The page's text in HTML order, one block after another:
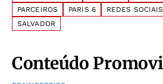
PARCEIROS
PARIS 6 REDES SOCIAIS
SALVADOR